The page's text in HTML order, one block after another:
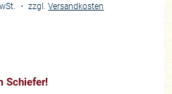
・zzgl.Versandkosten
Schiefer!